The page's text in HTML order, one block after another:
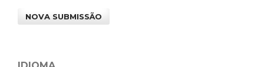
NOVA SUBMISSÃO